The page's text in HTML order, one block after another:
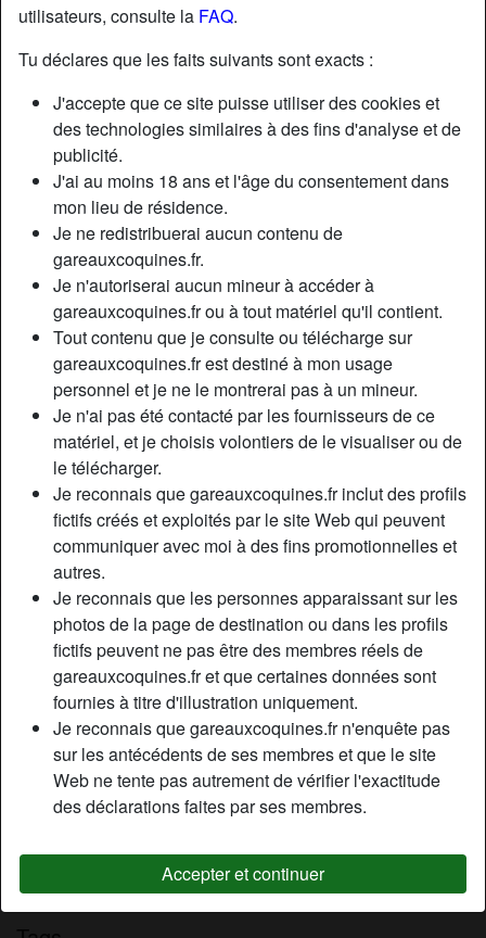
utilisateurs, consulte la FAQ.
Tu déclares que les faits suivants sont exacts :
J'accepte que ce site puisse utiliser des cookies et
des technologies similaires à des fins d'analyse et de
publicité.
J'ai au moins 18 ans et l'âge du consentement dans
mon lieu de résidence.
Je ne redistribuerai aucun contenu de
gareauxcoquines.fr.
Je n'autoriserai aucun mineur à accéder à
gareauxcoquines.fr ou à tout matériel qu'il contient.
Tout contenu que je consulte ou télécharge sur
gareauxcoquines.fr est destiné à mon usage
personnel et je ne le montrerai pas à un mineur.
Je n'ai pas été contacté par les fournisseurs de ce
matériel, et je choisis volontiers de le visualiser ou de
le télécharger.
Je reconnais que gareauxcoquines.fr inclut des profils
fictifs créés et exploités par le site Web qui peuvent
communiquer avec moi à des fins promotionnelles et
autres.
Je reconnais que les personnes apparaissant sur les
photos de la page de destination ou dans les profils
fictifs peuvent ne pas être des membres réels de
gareauxcoquines.fr et que certaines données sont
fournies à titre d'illustration uniquement.
Je reconnais que gareauxcoquines.fr n'enquête pas
sur les antécédents de ses membres et que le site
Web ne tente pas autrement de vérifier l'exactitude
des déclarations faites par ses membres.
Accepter et continuer
Nickname:
Frenchkiss
Âge:
26
Pays:
France
Département:
Paris
Sexe:
Femme
Sexualité:
Hétéro
Relation:
Couleur des cheveux:
Blonde
Épilé(e):
Oui
Fumeur(euse):
À l'occasion
Description
Femme blonde aux cheveux courts, très branchée sexe,
cherche homme viril et puissant sexuellement, style
rugbyman, pas trop fluet ni faiblard. Je suis la sans
ambigüité pour un plan cul pur et dur, sans fioritures, avec
un mec de 40 ans environ bien monté et endurant pour les
parties intimes.
Homme, Hétéro, Bisexuel(le), 26-35, 36-54